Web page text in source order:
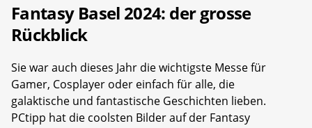
Fantasy Basel 2024: der grosse
Rückblick
Sie war auch dieses Jahr die wichtigste Messe für
Gamer, Cosplayer oder einfach für alle, die
galaktische und fantastische Geschichten lieben.
PCtipp hat die coolsten Bilder auf der Fantasy